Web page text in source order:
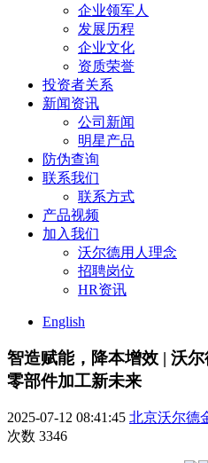
企业领军人
发展历程
企业文化
资质荣誉
投资者关系
新闻资讯
公司新闻
明星产品
防伪查询
联系我们
联系方式
产品视频
加入我们
沃尔德用人理念
招聘岗位
HR资讯
English
智造赋能，降本增效 | 沃
零部件加工新未来
2025-07-12 08:41:45 北京沃尔德
次数 3346